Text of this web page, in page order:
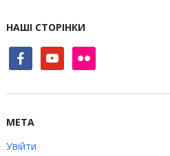
НАШІ СТОРІНКИ
facebookyoutube flickr
МЕТА
Увійти